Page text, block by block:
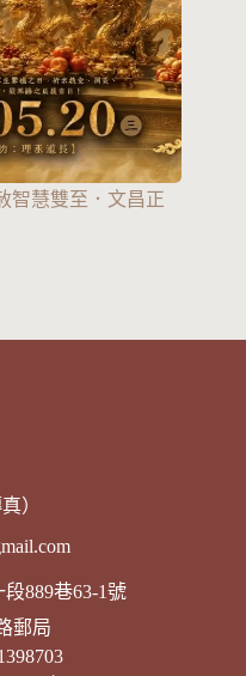
智慧雙至．文昌正
）
889巷63-1號
郵局